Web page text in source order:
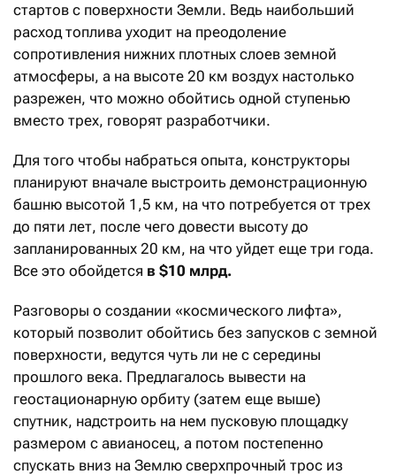
стартов с поверхности Земли. Ведь наибольший
расход топлива уходит на преодоление
сопротивления нижних плотных слоев земной
атмосферы, а на высоте 20 км воздух настолько
разрежен, что можно обойтись одной ступенью
вместо трех, говорят разработчики.
Для того чтобы набраться опыта, конструкторы
планируют вначале выстроить демонстрационную
башню высотой 1,5 км, на что потребуется от трех
до пяти лет, после чего довести высоту до
запланированных 20 км, на что уйдет еще три года.
Все это обойдется в $10 млрд.
Разговоры о создании «космического лифта»,
который позволит обойтись без запусков с земной
поверхности, ведутся чуть ли не с середины
прошлого века. Предлагалось вывести на
геостационарную орбиту (затем еще выше)
спутник, надстроить на нем пусковую площадку
размером с авианосец, а потом постепенно
спускать вниз на Землю сверхпрочный трос из